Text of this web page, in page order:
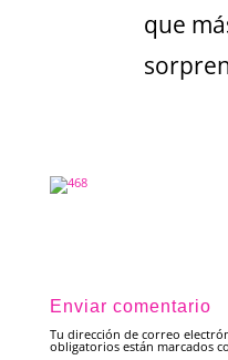
que
Enviar comentario
Tu dirección de correo
obligatorios están marcados